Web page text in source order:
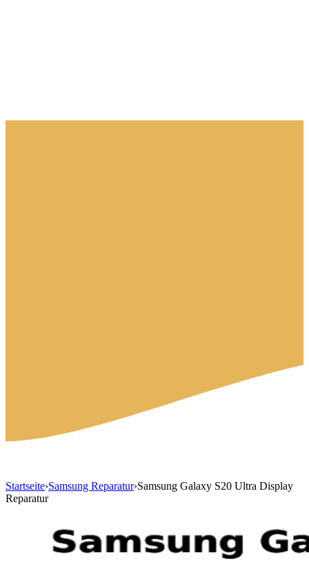
Startseite›Samsung Reparatur›Samsung Galaxy S20 Ultra Display
Reparatur